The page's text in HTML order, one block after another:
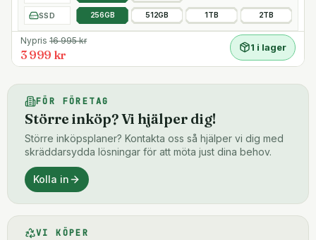
SSD 256GB 512GB 1TB 2TB
Nypris 16 995kr
3 999 kr
1 i lager
FÖR FÖRETAG
Större inköp? Vi hjälper dig!
Större inköpsplaner? Kontakta oss så hjälper vi dig med
skräddarsydda lösningar för att möta just dina behov.
Kolla in
VI KÖPER